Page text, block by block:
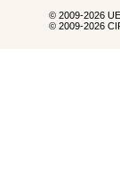
© 2009-2026
© 2009-2026